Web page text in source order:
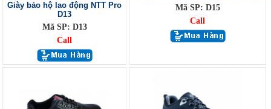
Giày bảo hộ lao động NTT Pro
D13
Mã SP: D13
Call
Mã SP: D15
Call